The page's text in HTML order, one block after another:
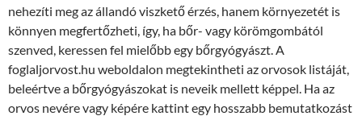
nehezíti meg az állandó viszkető érzés, hanem környezetét is
könnyen megfertőzheti, így, ha bőr- vagy körömgombától
szenved, keressen fel mielőbb egy bőrgyógyászt. A
foglaljorvost.hu weboldalon megtekintheti az orvosok listáját,
beleértve a bőrgyógyászokat is neveik mellett képpel. Ha az
orvos nevére vagy képére kattint egy hosszabb bemutatkozást